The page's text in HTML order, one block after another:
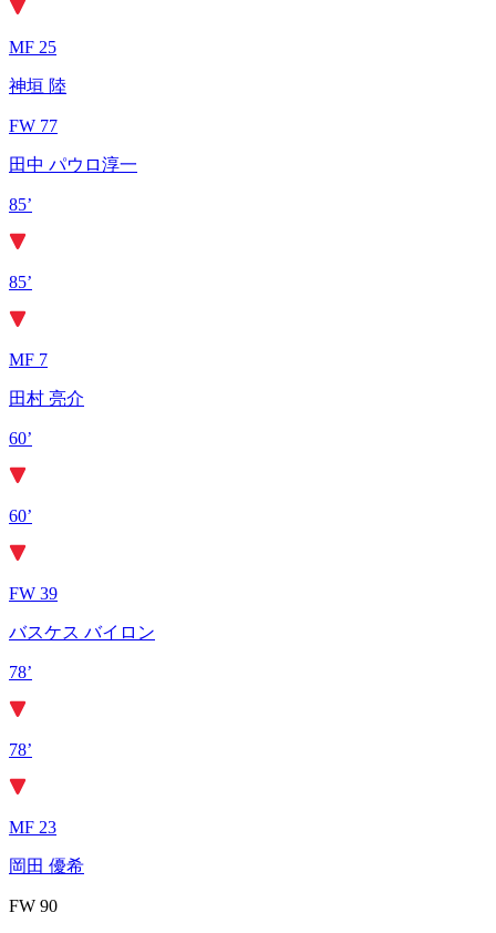
MF 25
神垣 陸
FW 77
田中 パウロ淳一
85’
85’
MF 7
田村 亮介
60’
60’
FW 39
バスケス バイロン
78’
78’
MF 23
岡田 優希
FW 90